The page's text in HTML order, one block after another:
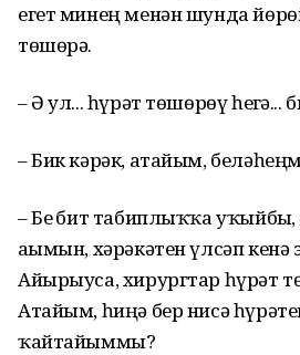
егет минең менән шунда
төшөрә.
– Ә ул... һүрәт төшөрөү һеҙгә...
– Бик кәрәк, атайым,
– Беҙ бит табиплыҡҡа
аҙымын, хәрәкәтен үлсәп
Айырыуса, хирургтар һүрәт
Атайым, һиңә бер нисә
ҡайтайыммы?